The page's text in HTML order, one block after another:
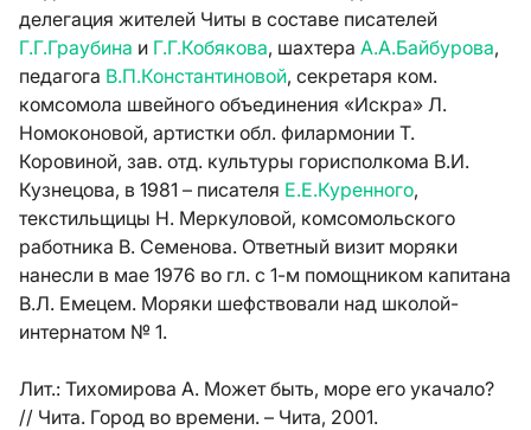
делегация жителей Читы в составе писателей
Г.Г.Граубина и Г.Г.Кобякова, шахтера А.А.Байбурова,
педагога В.П.Константиновой, секретаря ком.
комсомола швейного объединения «Искра» Л.
Номоконовой, артистки обл. филармонии Т.
Коровиной, зав. отд. культуры горисполкома В.И.
Кузнецова, в 1981 – писателя Е.Е.Куренного,
текстильщицы Н. Меркуловой, комсомольского
работника В. Семенова. Ответный визит моряки
нанесли в мае 1976 во гл. с 1-м помощником капитана
В.Л. Емецем. Моряки шефствовали над школой-
интернатом № 1.
Лит.: Тихомирова А. Может быть, море его укачало?
// Чита. Город во времени. – Чита, 2001.